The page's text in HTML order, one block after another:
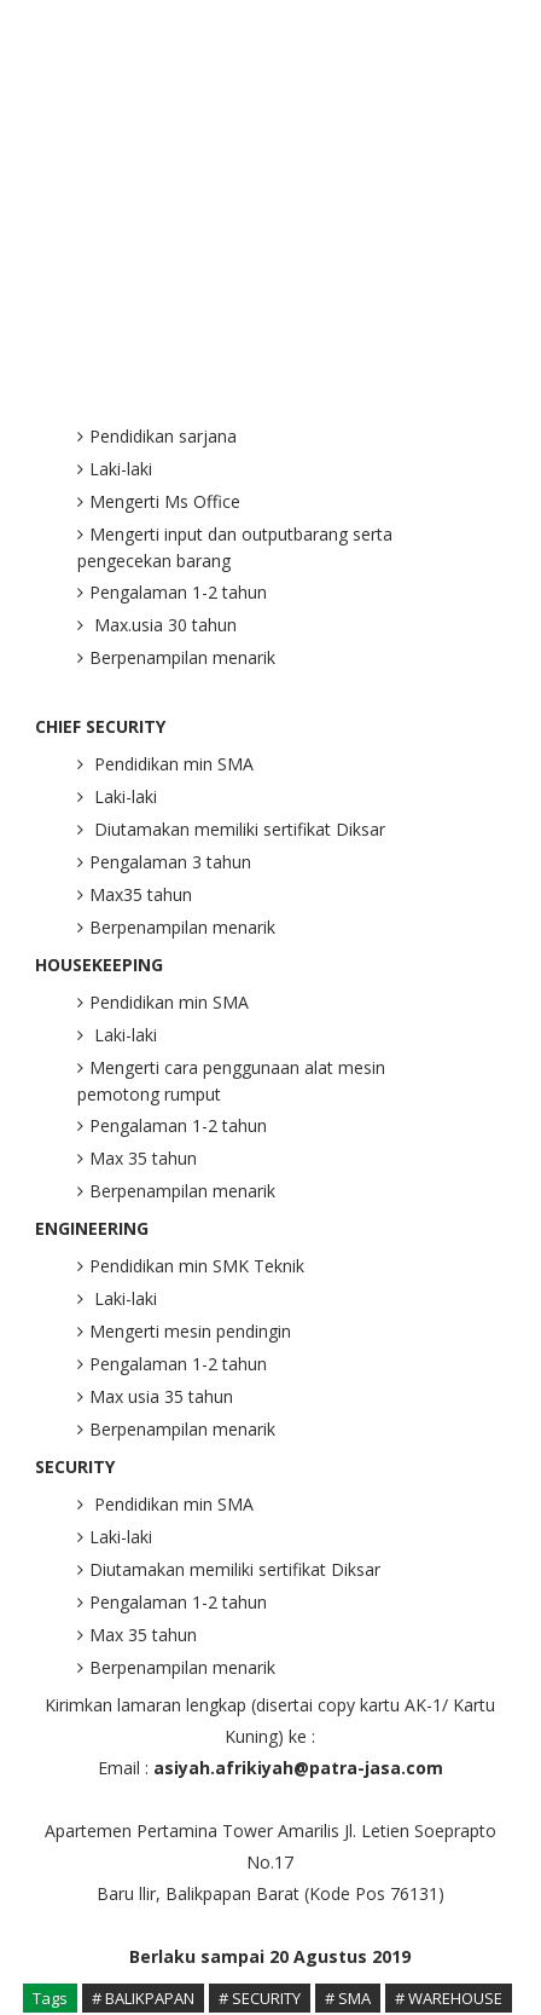
Pendidikan sarjana
Laki-laki
Mengerti Ms Office
Mengerti input dan outputbarang serta
pengecekan barang
Pengalaman 1-2 tahun
Max.usia 30 tahun
Berpenampilan menarik
CHIEF SECURITY
Pendidikan min SMA
Laki-laki
Diutamakan memiliki sertifikat Diksar
Pengalaman 3 tahun
Max35 tahun
Berpenampilan menarik
HOUSEKEEPING
Pendidikan min SMA
Laki-laki
Mengerti cara penggunaan alat mesin
pemotong rumput
Pengalaman 1-2 tahun
Max 35 tahun
Berpenampilan menarik
ENGINEERING
Pendidikan min SMK Teknik
Laki-laki
Mengerti mesin pendingin
Pengalaman 1-2 tahun
Max usia 35 tahun
Berpenampilan menarik
SECURITY
Pendidikan min SMA
Laki-laki
Diutamakan memiliki sertifikat Diksar
Pengalaman 1-2 tahun
Max 35 tahun
Berpenampilan menarik
Kirimkan lamaran lengkap (disertai copy kartu AK-1/ Kartu
Kuning) ke :
Email : asiyah.afrikiyah@patra-jasa.com
Apartemen Pertamina Tower Amarilis Jl. Letien Soeprapto
No.17
Baru llir, Balikpapan Barat (Kode Pos 76131)
Berlaku sampai 20 Agustus 2019
Tags # BALIKPAPAN # SECURITY # SMA # WAREHOUSE